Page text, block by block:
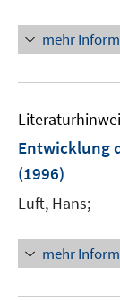
mehr
Entwicklung
(1996)
Luft, Hans;
mehr